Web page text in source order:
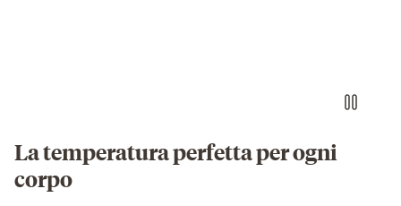
La temperatura perfetta per ogni
corpo